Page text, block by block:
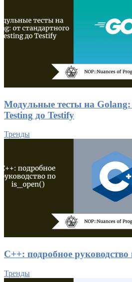
Модульные тесты на Golang:
Testing до Testify
Тренды
C++: подробное руководство
Тренды